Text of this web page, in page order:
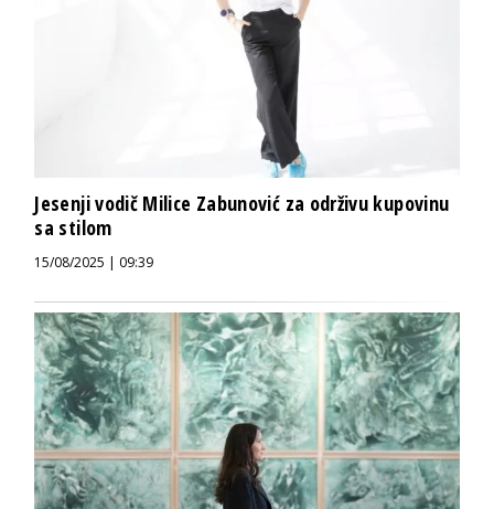
Jesenji vodič Milice Zabunović za održivu kupovinu
sa stilom
15/08/2025 | 09:39